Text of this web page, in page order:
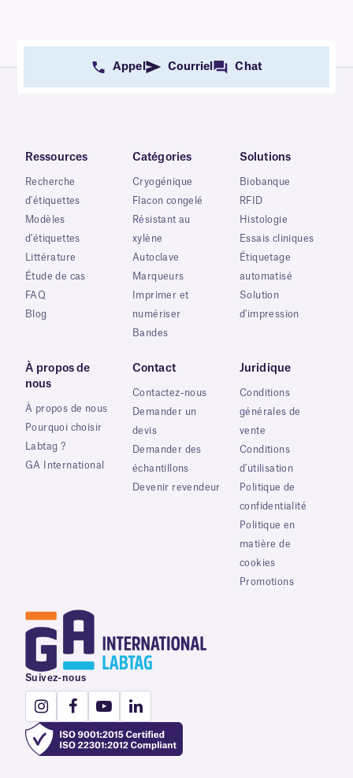
Appel Courriel Chat
Ressources
Recherche
d'étiquettes
Modèles
d'étiquettes
Littérature
Étude de cas
FAQ
Blog
Catégories
Cryogénique
Flacon congelé
Résistant au
xylène
Autoclave
Marqueurs
Imprimer et
numériser
Bandes
Solutions
Biobanque
RFID
Histologie
Essais cliniques
Étiquetage
automatisé
Solution
d'impression
À propos de
nous
À propos de nous
Pourquoi choisir
Labtag ?
GA International
Contact
Contactez-nous
Demander un
devis
Demander des
échantillons
Devenir revendeur
Juridique
Conditions
générales de
vente
Conditions
d'utilisation
Politique de
confidentialité
Politique en
matière de
cookies
Promotions
Suivez-nous